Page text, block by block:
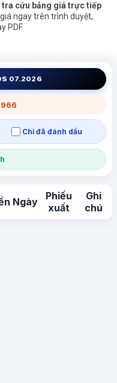
cứu bảng giá trực tiếp
ngay trên trình duyệt,
PDF.